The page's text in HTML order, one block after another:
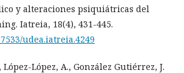
y alteraciones psiquiátricas del
Iatreia, 18(4), 431-445.
udea.iatreia.4249
López-López, A., González Gutiérrez, J.